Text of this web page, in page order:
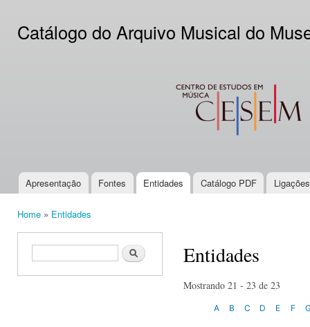
Catálogo do Arquivo Musical do
CESEM
Main menu
Apresentação Fontes Entidades Catálogo PDF
Home » Entidades
Search form Search Entidades
Mostrando 21 - 23 de 23
A B C D E F